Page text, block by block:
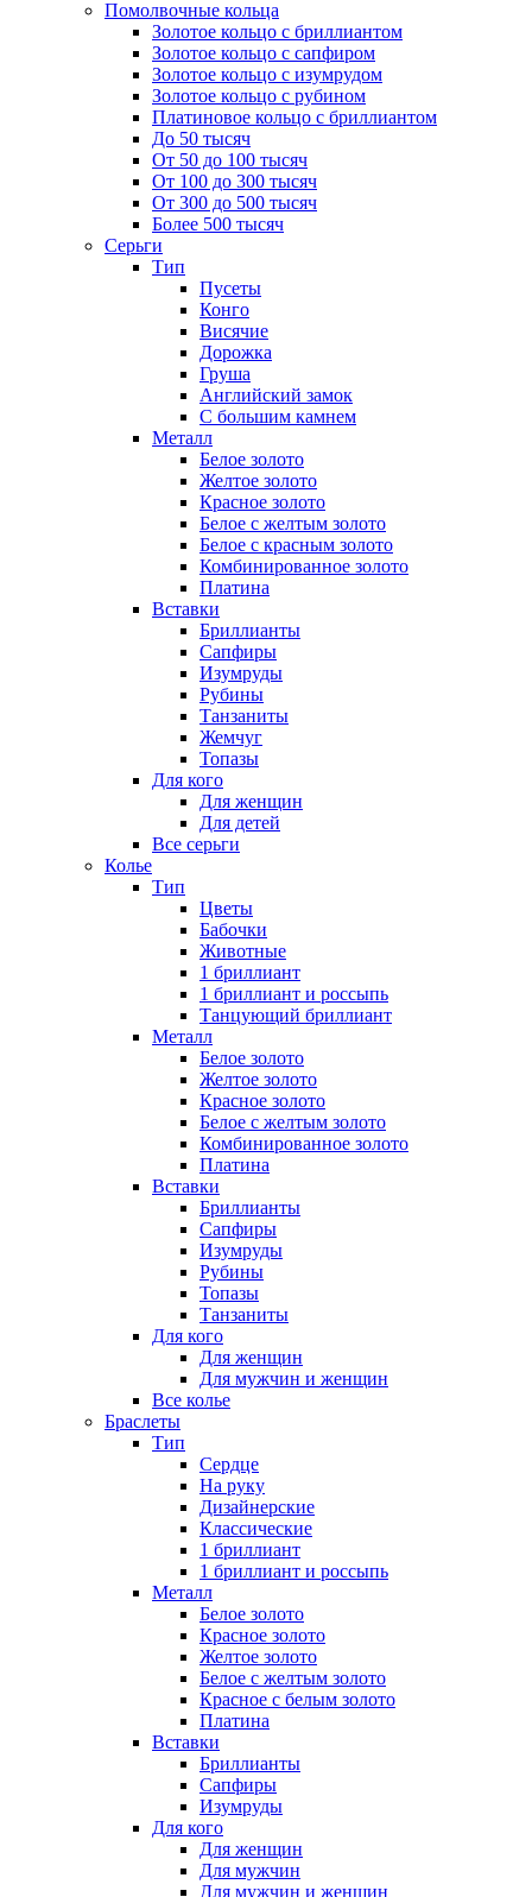
Помолвочные кольца
Золотое кольцо с бриллиантом
Золотое кольцо с сапфиром
Золотое кольцо с изумрудом
Золотое кольцо с рубином
Платиновое кольцо с бриллиантом
До 50 тысяч
От 50 до 100 тысяч
От 100 до 300 тысяч
От 300 до 500 тысяч
Более 500 тысяч
Серьги
Тип
Пусеты
Конго
Висячие
Дорожка
Груша
Английский замок
С большим камнем
Металл
Белое золото
Желтое золото
Красное золото
Белое с желтым золото
Белое с красным золото
Комбинированное золото
Платина
Вставки
Бриллианты
Сапфиры
Изумруды
Рубины
Танзаниты
Жемчуг
Топазы
Для кого
Для женщин
Для детей
Все серьги
Колье
Тип
Цветы
Бабочки
Животные
1 бриллиант
1 бриллиант и россыпь
Танцующий бриллиант
Металл
Белое золото
Желтое золото
Красное золото
Белое с желтым золото
Комбинированное золото
Платина
Вставки
Бриллианты
Сапфиры
Изумруды
Рубины
Топазы
Танзаниты
Для кого
Для женщин
Для мужчин и женщин
Все колье
Браслеты
Тип
Сердце
На руку
Дизайнерские
Классические
1 бриллиант
1 бриллиант и россыпь
Металл
Белое золото
Красное золото
Желтое золото
Белое с желтым золото
Красное с белым золото
Платина
Вставки
Бриллианты
Сапфиры
Изумруды
Для кого
Для женщин
Для мужчин
Для мужчин и женщин